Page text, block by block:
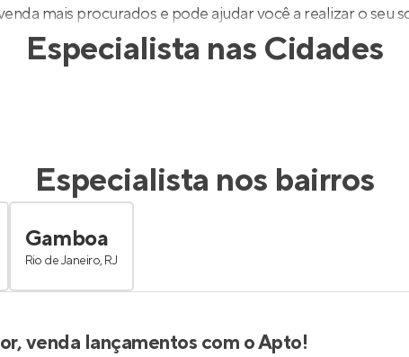
mais procurados e pode ajudar você a realizar o seu
Especialista nas Cidades
Especialista nos bairros
Gamboa
Rio de Janeiro, RJ
venda lançamentos com o Apto!